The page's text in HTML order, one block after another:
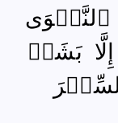
ٱلنَّجۡوَى
بَشَرٞ